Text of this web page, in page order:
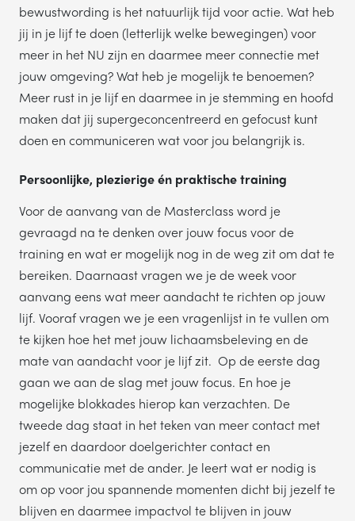
bewustwording is het natuurlijk tijd voor actie. Wat heb
jij in je lijf te doen (letterlijk welke bewegingen) voor
meer in het NU zijn en daarmee meer connectie met
jouw omgeving? Wat heb je mogelijk te benoemen?
Meer rust in je lijf en daarmee in je stemming en hoofd
maken dat jij supergeconcentreerd en gefocust kunt
doen en communiceren wat voor jou belangrijk is.
Persoonlijke, plezierige én praktische training
Voor de aanvang van de Masterclass word je
gevraagd na te denken over jouw focus voor de
training en wat er mogelijk nog in de weg zit om dat te
bereiken. Daarnaast vragen we je de week voor
aanvang eens wat meer aandacht te richten op jouw
lijf. Vooraf vragen we je een vragenlijst in te vullen om
te kijken hoe het met jouw lichaamsbeleving en de
mate van aandacht voor je lijf zit. Op de eerste dag
gaan we aan de slag met jouw focus. En hoe je
mogelijke blokkades hierop kan verzachten. De
tweede dag staat in het teken van meer contact met
jezelf en daardoor doelgerichter contact en
communicatie met de ander. Je leert wat er nodig is
om op voor jou spannende momenten dicht bij jezelf te
blijven en daarmee impactvol te blijven in jouw